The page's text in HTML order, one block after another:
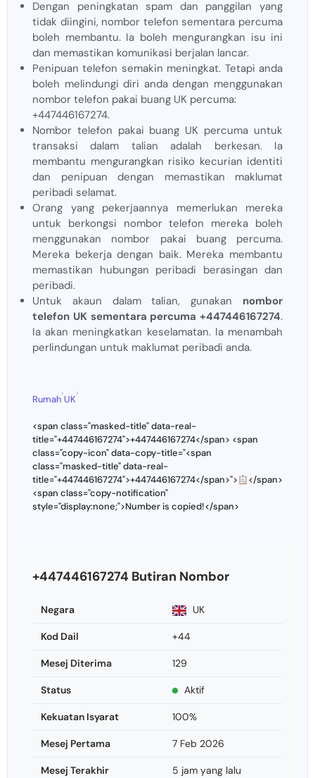
Dengan peningkatan spam dan panggilan yang
tidak diingini, nombor telefon sementara percuma
boleh membantu. Ia boleh mengurangkan isu ini
dan memastikan komunikasi berjalan lancar.
Penipuan telefon semakin meningkat. Tetapi anda
boleh melindungi diri anda dengan menggunakan
nombor telefon pakai buang UK percuma:
+447446167274.
Nombor telefon pakai buang UK percuma untuk
transaksi dalam talian adalah berkesan. Ia
membantu mengurangkan risiko kecurian identiti
dan penipuan dengan memastikan maklumat
peribadi selamat.
Orang yang pekerjaannya memerlukan mereka
untuk berkongsi nombor telefon mereka boleh
menggunakan nombor pakai buang percuma.
Mereka bekerja dengan baik. Mereka membantu
memastikan hubungan peribadi berasingan dan
peribadi.
Untuk akaun dalam talian, gunakan nombor
telefon UK sementara percuma +447446167274.
Ia akan meningkatkan keselamatan. Ia menambah
perlindungan untuk maklumat peribadi anda.
Rumah
›
UK
›
<span class="masked-title" data-real-
title="+447446167274">+447446167274</span> <span
class="copy-icon" data-copy-title="<span
class="masked-title" data-real-
title="+447446167274">+447446167274</span>">
</span>
<span class="copy-notification"
style="display:none;">Number is copied!</span>
+447446167274 Butiran Nombor
Negara UK
Kod Dail +44
Mesej Diterima 129
Status Aktif
Kekuatan Isyarat 100%
Mesej Pertama 7 Feb 2026
Mesej Terakhir 5 jam yang lalu